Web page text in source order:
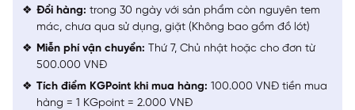
Đổi hàng: trong 30 ngày với sản phẩm còn nguyên tem
mác, chưa qua sử dụng, giặt (Không bao gồm đồ lót)
Miễn phí vận chuyển: Thứ 7, Chủ nhật hoặc cho đơn từ
500.000 VNĐ
Tích điểm KGPoint khi mua hàng: 100.000 VNĐ tiền mua
hàng = 1 KGpoint = 2.000 VNĐ